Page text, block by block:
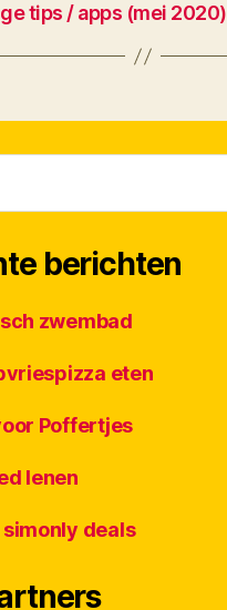
tips / apps (mei 2020)
berichten
zwembad
eten
Poffertjes
lenen
deals